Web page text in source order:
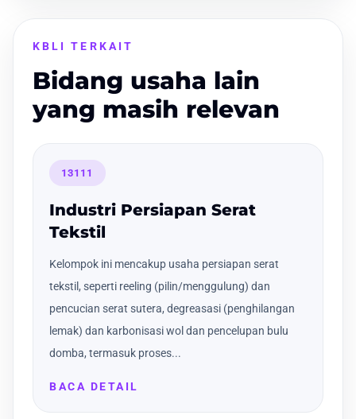
KBLI TERKAIT
Bidang usaha lain
yang masih relevan
13111
Industri Persiapan Serat
Tekstil
Kelompok ini mencakup usaha persiapan serat
tekstil, seperti reeling (pilin/menggulung) dan
pencucian serat sutera, degreasasi (penghilangan
lemak) dan karbonisasi wol dan pencelupan bulu
domba, termasuk proses...
BACA DETAIL